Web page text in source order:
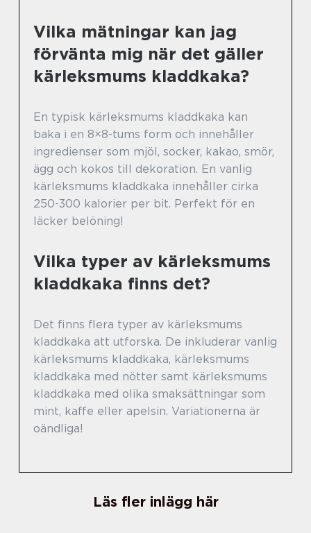
Vilka mätningar kan jag
förvänta mig när det gäller
kärleksmums kladdkaka?
En typisk kärleksmums kladdkaka kan
baka i en 8×8-tums form och innehåller
ingredienser som mjöl, socker, kakao, smör,
ägg och kokos till dekoration. En vanlig
kärleksmums kladdkaka innehåller cirka
250-300 kalorier per bit. Perfekt för en
läcker belöning!
Vilka typer av kärleksmums
kladdkaka finns det?
Det finns flera typer av kärleksmums
kladdkaka att utforska. De inkluderar vanlig
kärleksmums kladdkaka, kärleksmums
kladdkaka med nötter samt kärleksmums
kladdkaka med olika smaksättningar som
mint, kaffe eller apelsin. Variationerna är
oändliga!
Läs fler inlägg här